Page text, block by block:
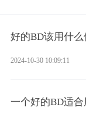
好的BD该用什么
2024-10-30 10:09:11
一个好的BD适合